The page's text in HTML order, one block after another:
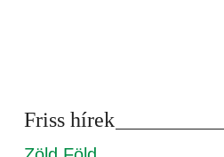
Friss hírek